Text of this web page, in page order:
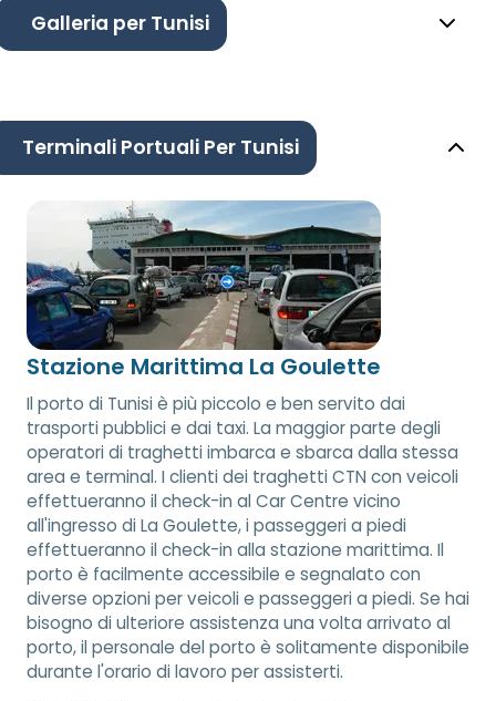
Galleria per Tunisi
Terminali Portuali Per Tunisi
Stazione Marittima La Goulette
Il porto di Tunisi è più piccolo e ben servito dai
trasporti pubblici e dai taxi. La maggior parte degli
operatori di traghetti imbarca e sbarca dalla stessa
area e terminal. I clienti dei traghetti CTN con veicoli
effettueranno il check-in al Car Centre vicino
all'ingresso di La Goulette, i passeggeri a piedi
effettueranno il check-in alla stazione marittima. Il
porto è facilmente accessibile e segnalato con
diverse opzioni per veicoli e passeggeri a piedi. Se hai
bisogno di ulteriore assistenza una volta arrivato al
porto, il personale del porto è solitamente disponibile
durante l'orario di lavoro per assisterti.